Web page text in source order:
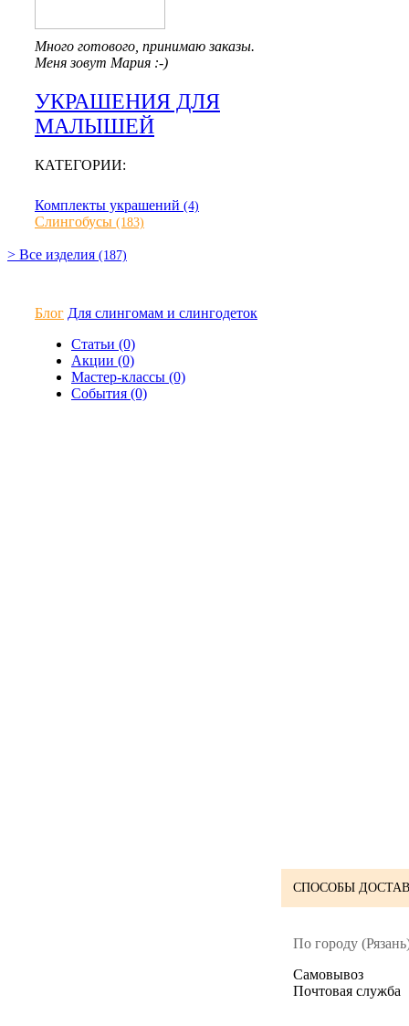
Много готового, принимаю заказы.
Меня зовут Мария :-)
УКРАШЕНИЯ ДЛЯ
МАЛЫШЕЙ
КАТЕГОРИИ:
Комплекты украшений (4)
Слингобусы (183)
> Все изделия (187)
Блог Для слингомам и слингодеток
Статьи (0)
Акции (0)
Мастер-классы (0)
События (0)
СПОСОБЫ
По городу
Cамовывоз
Почтовая служба